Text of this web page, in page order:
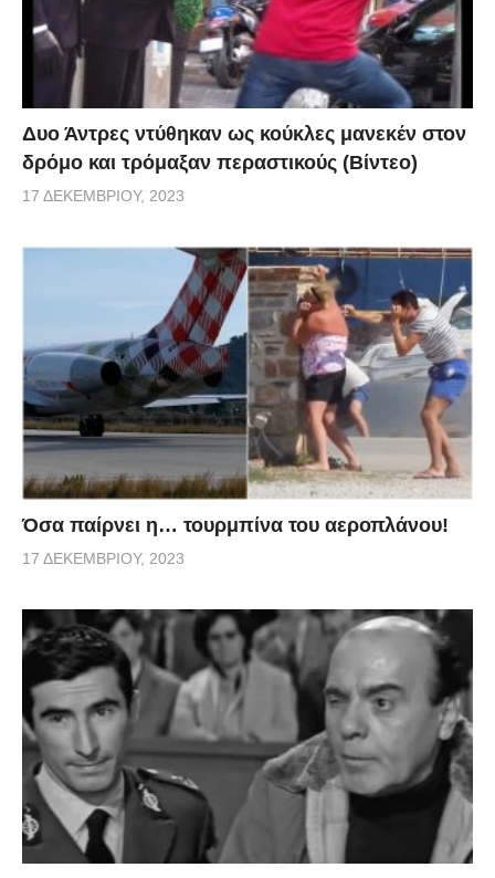
Δυο Άντρες ντύθηκαν ως κούκλες μανεκέν στον
δρόμο και τρόμαξαν περαστικούς (Βίντεο)
17 ΔΕΚΕΜΒΡΊΟΥ, 2023
Όσα παίρνει η… τουρμπίνα του αεροπλάνου!
17 ΔΕΚΕΜΒΡΊΟΥ, 2023